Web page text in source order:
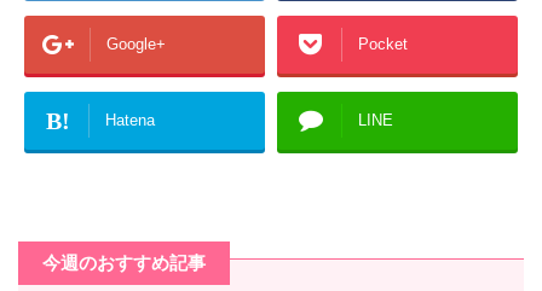
Google+ Pocket
B! Hatena LINE
今週のおすすめ記事